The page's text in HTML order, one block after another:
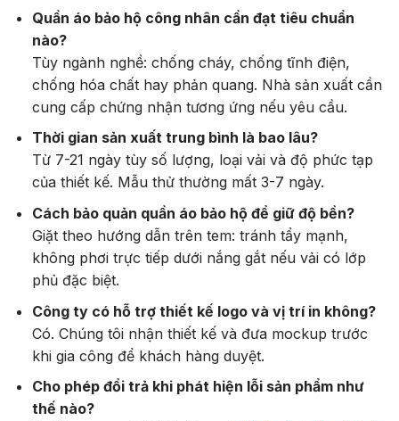
Quần áo bảo hộ công nhân cần đạt tiêu chuẩn
nào?
Tùy ngành nghề: chống cháy, chống tĩnh điện,
chống hóa chất hay phản quang. Nhà sản xuất cần
cung cấp chứng nhận tương ứng nếu yêu cầu.
Thời gian sản xuất trung bình là bao lâu?
Từ 7-21 ngày tùy số lượng, loại vải và độ phức tạp
của thiết kế. Mẫu thử thường mất 3-7 ngày.
Cách bảo quản quần áo bảo hộ để giữ độ bền?
Giặt theo hướng dẫn trên tem: tránh tẩy mạnh,
không phơi trực tiếp dưới nắng gắt nếu vải có lớp
phủ đặc biệt.
Công ty có hỗ trợ thiết kế logo và vị trí in không?
Có. Chúng tôi nhận thiết kế và đưa mockup trước
khi gia công để khách hàng duyệt.
Cho phép đổi trả khi phát hiện lỗi sản phẩm như
thế nào?